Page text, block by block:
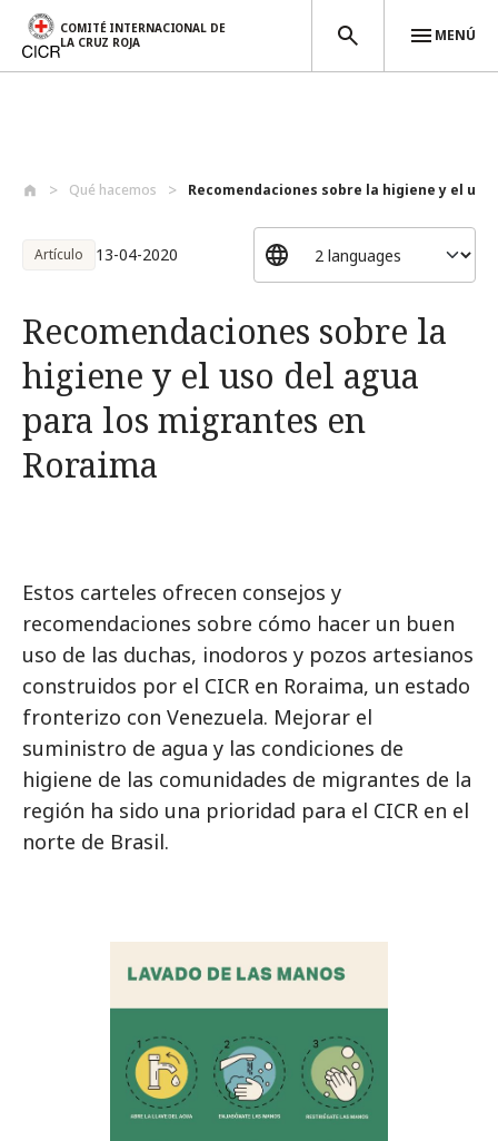
COMITÉ INTERNACIONAL DE
LA CRUZ ROJA
MENÚ
Qué hacemos Recomendaciones sobre la higiene y el us...
Artículo 13-04-2020
Recomendaciones sobre la
higiene y el uso del agua
para los migrantes en
Roraima
Estos carteles ofrecen consejos y
recomendaciones sobre cómo hacer un buen
uso de las duchas, inodoros y pozos artesianos
construidos por el CICR en Roraima, un estado
fronterizo con Venezuela. Mejorar el
suministro de agua y las condiciones de
higiene de las comunidades de migrantes de la
región ha sido una prioridad para el CICR en el
norte de Brasil.